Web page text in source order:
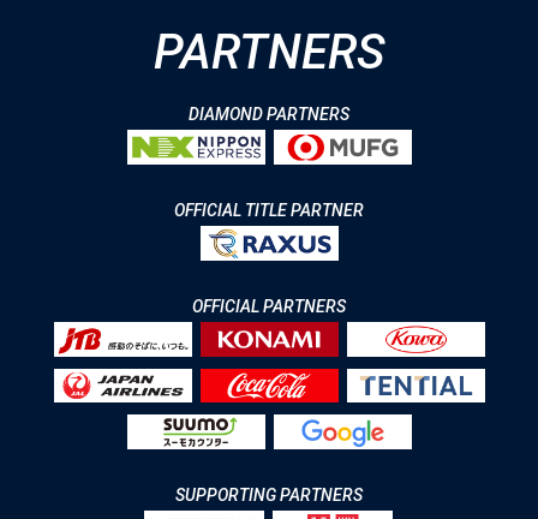
PARTNERS
DIAMOND PARTNERS
OFFICIAL TITLE PARTNER
OFFICIAL PARTNERS
SUPPORTING PARTNERS